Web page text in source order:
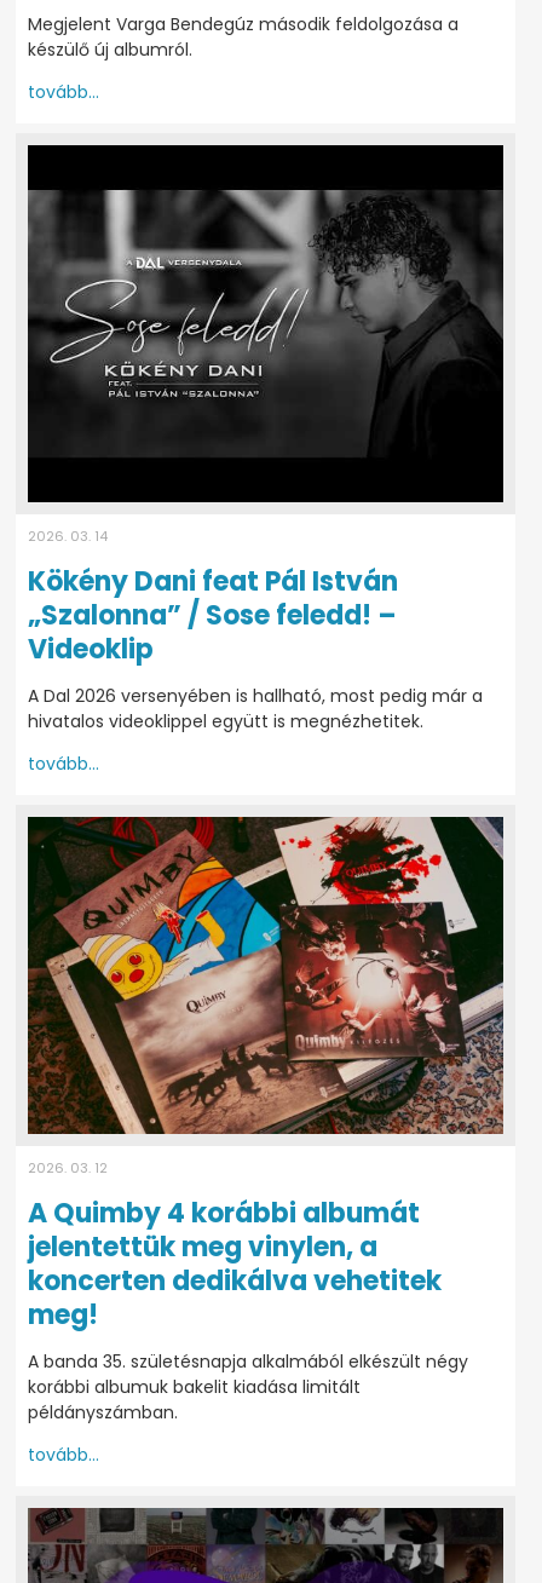
Megjelent Varga Bendegúz második feldolgozása a
készülő új albumról.
tovább...
2026. 03. 14
Kökény Dani feat Pál István
„Szalonna” / Sose feledd! –
Videoklip
A Dal 2026 versenyében is hallható, most pedig már a
hivatalos videoklippel együtt is megnézhetitek.
tovább...
2026. 03. 12
A Quimby 4 korábbi albumát
jelentettük meg vinylen, a
koncerten dedikálva vehetitek
meg!
A banda 35. születésnapja alkalmából elkészült négy
korábbi albumuk bakelit kiadása limitált
példányszámban.
tovább...